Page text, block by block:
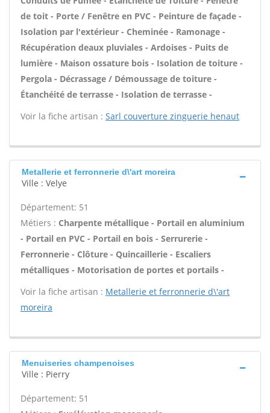
de toit - Porte / Fenêtre en PVC - Peinture de façade -
Isolation par l'extérieur - Cheminée - Ramonage -
Récupération deaux pluviales - Ardoises - Puits de
lumière - Maison ossature bois - Isolation de toiture -
Pergola - Décrassage / Démoussage de toiture -
Étanchéité de terrasse - Isolation de terrasse -
Voir la fiche artisan : Sarl couverture zinguerie henaut
Metallerie et ferronnerie d\'art moreira
Ville : Velye
Département: 51
Métiers : Charpente métallique - Portail en aluminium
- Portail en PVC - Portail en bois - Serrurerie -
Ferronnerie - Clôture - Quincaillerie - Escaliers
métalliques - Motorisation de portes et portails -
Voir la fiche artisan : Metallerie et ferronnerie d\'art
moreira
Menuiseries champenoises
Ville : Pierry
Département: 51